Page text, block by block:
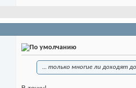
... только многие ли доходят